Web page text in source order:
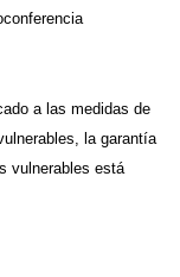
a las medidas de
la garantía
vulnerables está